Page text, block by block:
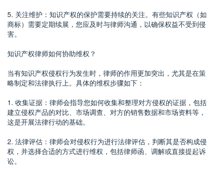
5. 关注维护：知识产权的保护需要持续的关注。有些知识产权（如
商标）需要定期续展，您应及时与律师沟通，以确保权益不受到侵
害。
知识产权律师如何协助维权？
当有知识产权侵权行为发生时，律师的作用更加突出，尤其是在策
略制定和法律执行上。具体的维权步骤如下：
1. 收集证据：律师会指导您如何收集和整理对方侵权的证据，包括
建立侵权产品的对比、市场调查、对方的销售数据和市场资料等，
这是开展法律行动的基础。
2. 法律评估：律师会对侵权行为进行法律评估，判断其是否构成侵
权，并选择合适的方式进行维权，包括律师函、调解或直接提起诉
讼。